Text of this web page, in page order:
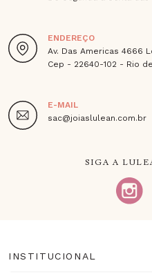
ENDEREÇO
Av. Das Americas 4666
Cep - 22640-102 - Rio
E-MAIL
sac@joiaslulean.com.br
SIGA A
INSTITUCIONAL